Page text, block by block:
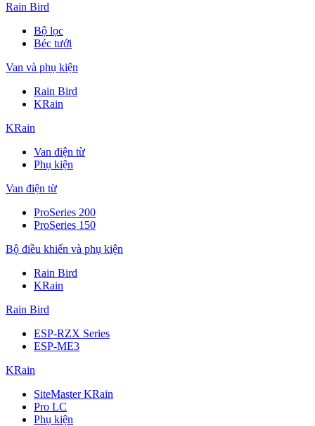
Rain Bird
Bộ lọc
Béc tưới
Van và phụ kiện
Rain Bird
KRain
KRain
Van điện từ
Phụ kiện
Van điện từ
ProSeries 200
ProSeries 150
Bộ điều khiển và phụ kiện
Rain Bird
KRain
Rain Bird
ESP-RZX Series
ESP-ME3
KRain
SiteMaster KRain
Pro LC
Phụ kiện